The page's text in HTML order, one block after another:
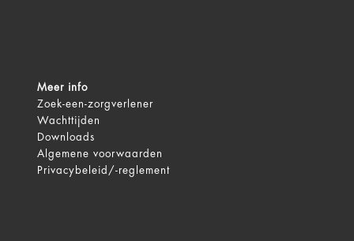
Meer info
Zoek-een-zorgverlener
Wachttijden
Downloads
Algemene voorwaarden
Privacybeleid/-reglement